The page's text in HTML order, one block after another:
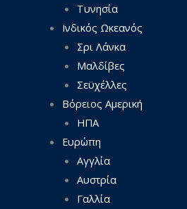
Τυνησία
Ινδικός Ωκεανός
Σρι Λάνκα
Μαλδίβες
Σεϋχέλλες
Βόρειος Αμερική
ΗΠΑ
Ευρώπη
Αγγλία
Αυστρία
Γαλλία